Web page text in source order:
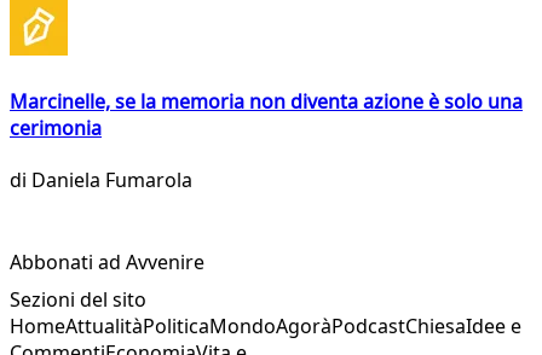
Marcinelle, se la memoria non diventa azione è solo una
cerimonia
di Daniela Fumarola
Abbonati ad Avvenire
Sezioni del sito
HomeAttualitàPoliticaMondoAgoràPodcastChiesaIdee e